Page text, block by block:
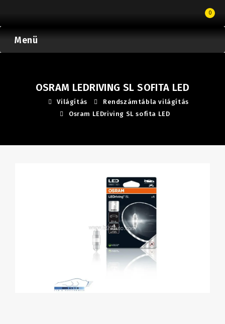
0
Menü
OSRAM LEDRIVING SL SOFITA LED
Világítás
Rendszámtábla világítás
Osram LEDriving SL sofita LED